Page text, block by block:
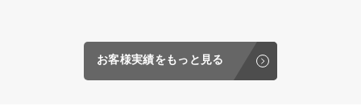
お客様実績をもっと見る